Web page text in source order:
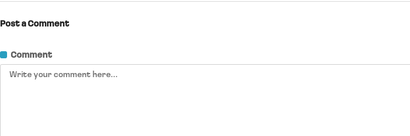
Post a Comment
Comment